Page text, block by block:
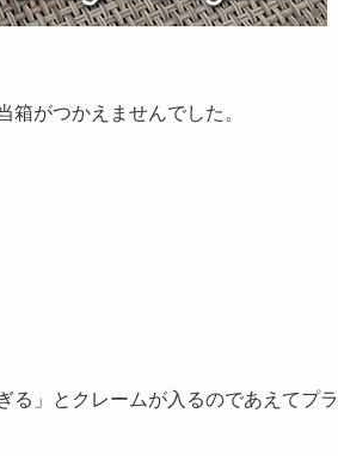
がつかえませんでした。
る」とクレームが入るのであえてプラ